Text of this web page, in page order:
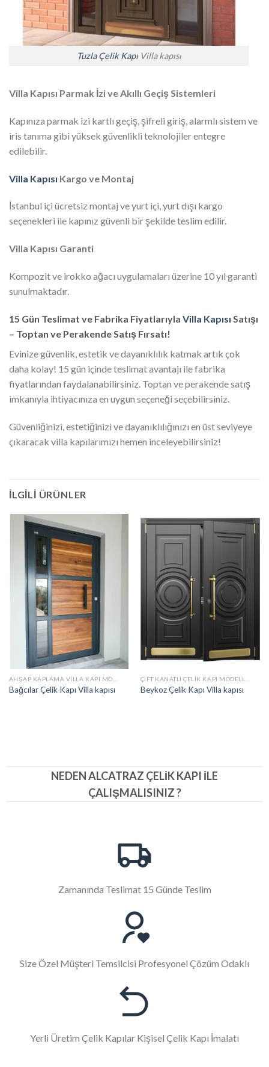
Tuzla Çelik Kapı Villa kapısı
Villa Kapısı Parmak İzi ve Akıllı Geçiş Sistemleri
Kapınıza parmak izi kartlı geçiş, şifreli giriş, alarmlı sistem ve
iris tanıma gibi yüksek güvenlikli teknolojiler entegre
edilebilir.
Villa Kapısı Kargo ve Montaj
İstanbul içi ücretsiz montaj ve yurt içi, yurt dışı kargo
seçenekleri ile kapınız güvenli bir şekilde teslim edilir.
Villa Kapısı Garanti
Kompozit ve irokko ağacı uygulamaları üzerine 10 yıl garanti
sunulmaktadır.
15 Gün Teslimat ve Fabrika Fiyatlarıyla Villa Kapısı Satışı
– Toptan ve Perakende Satış Fırsatı!
Evinize güvenlik, estetik ve dayanıklılık katmak artık çok
daha kolay! 15 gün içinde teslimat avantajı ile fabrika
fiyatlarından faydalanabilirsiniz. Toptan ve perakende satış
imkanıyla ihtiyacınıza en uygun seçeneği seçebilirsiniz.
Güvenliğinizi, estetiğinizi ve dayanıklılığınızı en üst seviyeye
çıkaracak villa kapılarımızı hemen inceleyebilirsiniz!
İLGILI ÜRÜNLER
Bağcılar Çelik Kapı Villa kapısı Beykoz Çelik Kapı Villa kapısı
NEDEN ALCATRAZ ÇELIK KAPI İLE
ÇALIŞMALISINIZ ?
Zamanında Teslimat 15 Günde Teslim
Size Özel Müşteri Temsilcisi Profesyonel Çözüm Odaklı
Yerli Üretim Çelik Kapılar Kişisel Çelik Kapı İmalatı